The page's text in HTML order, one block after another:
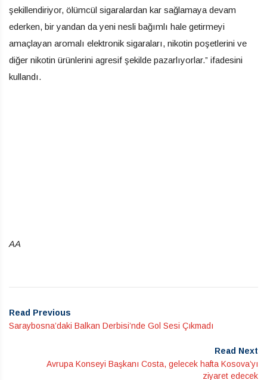
şekillendiriyor, ölümcül sigaralardan kar sağlamaya devam
ederken, bir yandan da yeni nesli bağımlı hale getirmeyi
amaçlayan aromalı elektronik sigaraları, nikotin poşetlerini ve
diğer nikotin ürünlerini agresif şekilde pazarlıyorlar.” ifadesini
kullandı.
AA
Read Previous
Saraybosna’daki Balkan Derbisi’nde Gol Sesi Çıkmadı
Read Next
Avrupa Konseyi Başkanı Costa, gelecek hafta Kosova’yı
ziyaret edecek